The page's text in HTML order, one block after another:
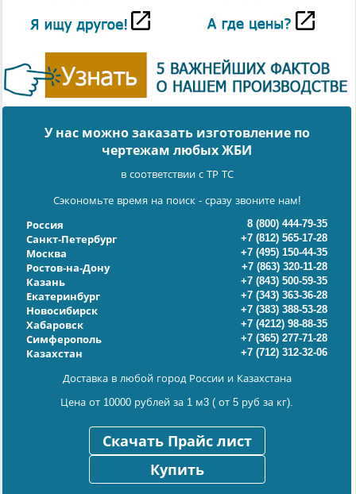
У нас можно заказать изготовление по
чертежам любых ЖБИ
в соответствии с ТР ТС
Сэкономьте время на поиск - сразу звоните нам!
Россия
8 (800) 444-79-35
Санкт-Петербург
+7 (812) 565-17-28
Москва
+7 (495) 150-44-35
Ростов-на-Дону
+7 (863) 320-11-28
Казань
+7 (843) 500-59-35
Екатеринбург
+7 (343) 363-36-28
Новосибирск
+7 (383) 388-53-28
Хабаровск
+7 (4212) 98-88-35
Симферополь
+7 (365) 277-71-28
Казахстан
+7 (712) 312-32-06
Доставка в любой город России и Казахстана
Цена от 10000 рублей за 1 м3 ( от 5 руб за кг).
Скачать Прайс лист
Купить